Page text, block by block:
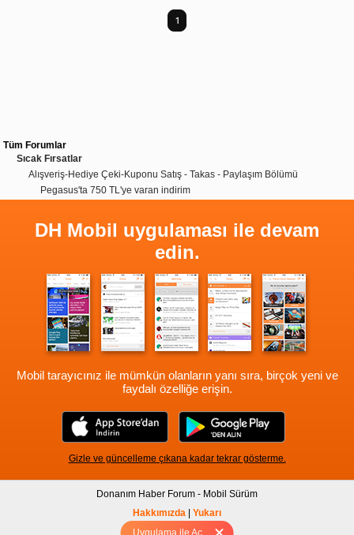
Uygulama ile Aç
1
Tüm Forumlar
Sıcak Fırsatlar
Alışveriş-Hediye Çeki-Kuponu Satış - Takas - Paylaşım Bölümü
Pegasus'ta 750 TL'ye varan indirim
DH Mobil uygulaması ile devam
edin.
Mobil tarayıcınız ile mümkün olanların yanı sıra, birçok yeni ve
faydalı özelliğe erişin.
Gizle ve güncelleme çıkana kadar tekrar gösterme.
Donanım Haber Forum - Mobil Sürüm
Hakkımızda | Yukarı